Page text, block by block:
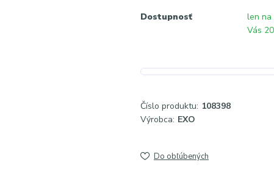
Dostupnosť
len na
Vás 20
Číslo produktu: 108398
Výrobca: EXO
Do obľúbených